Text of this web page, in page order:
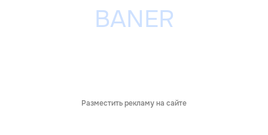
Разместить рекламу на сайте